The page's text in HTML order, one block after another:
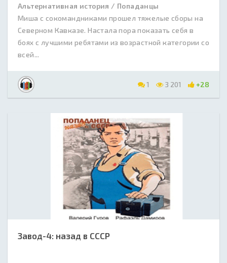
Альтернативная история / Попаданцы
Миша с сокомандниками прошел тяжелые сборы на
Северном Кавказе. Настала пора показать себя в
боях с лучшими ребятами из возрастной категории со
всей...
1 3 201 +28
Завод-4: назад в СССР